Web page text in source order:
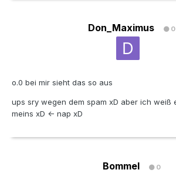
Don_Maximus 0
o.0 bei mir sieht das so aus
ups sry wegen dem spam xD aber ich weiß
meins xD <- nap xD
Bommel 0